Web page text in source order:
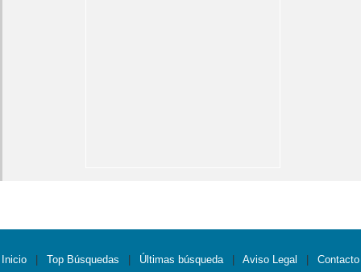
Inicio Top Búsquedas Últimas búsqueda Aviso Legal Contacto